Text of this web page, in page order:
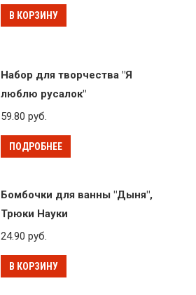
В КОРЗИНУ
Набор для творчества "Я
люблю русалок"
59.80руб.
ПОДРОБНЕЕ
Бомбочки для ванны "Дыня",
Трюки Науки
24.90руб.
В КОРЗИНУ